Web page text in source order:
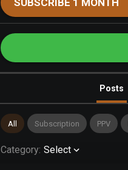
SUBSCRIBE 1 MONTH
Posts
All Subscription PPV
Category: Select